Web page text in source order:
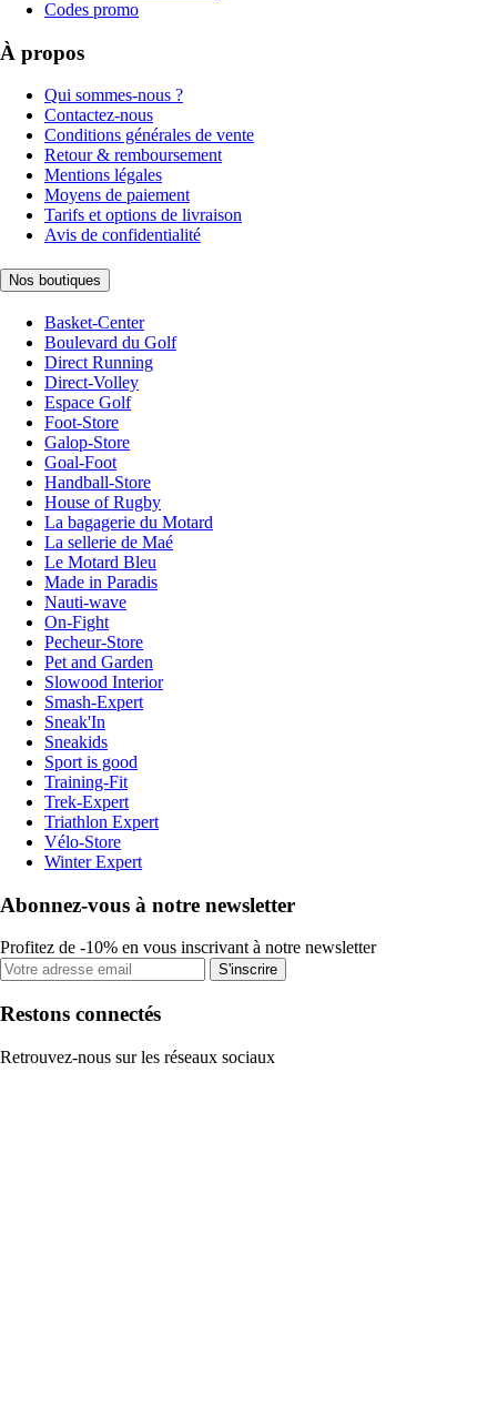
Codes promo
À propos
Qui sommes-nous ?
Contactez-nous
Conditions générales de vente
Retour & remboursement
Mentions légales
Moyens de paiement
Tarifs et options de livraison
Avis de confidentialité
Nos boutiques
Basket-Center
Boulevard du Golf
Direct Running
Direct-Volley
Espace Golf
Foot-Store
Galop-Store
Goal-Foot
Handball-Store
House of Rugby
La bagagerie du Motard
La sellerie de Maé
Le Motard Bleu
Made in Paradis
Nauti-wave
On-Fight
Pecheur-Store
Pet and Garden
Slowood Interior
Smash-Expert
Sneak'In
Sneakids
Sport is good
Training-Fit
Trek-Expert
Triathlon Expert
Vélo-Store
Winter Expert
Abonnez-vous à notre newsletter
Profitez de -10% en vous inscrivant à notre newsletter
S'inscrire
Restons connectés
Retrouvez-nous sur les réseaux sociaux